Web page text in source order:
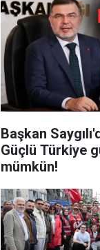
Başkan
Güçlü Türkiye
mümkün!